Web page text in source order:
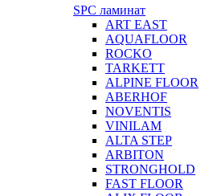
SPC ламинат
ART EAST
AQUAFLOOR
ROCKO
TARKETT
ALPINE FLOOR
ABERHOF
NOVENTIS
VINILAM
ALTA STEP
ARBITON
STRONGHOLD
FAST FLOOR